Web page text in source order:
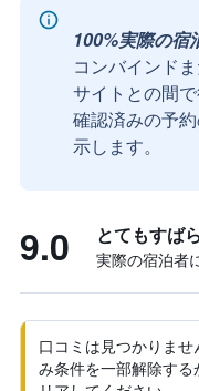
100%実際の宿
コンバインド
サイトとの間
確認済みの予
示します。
9.0 とてもすば
実際の宿泊者
口コミは見つかりま
み条件を一部解除す